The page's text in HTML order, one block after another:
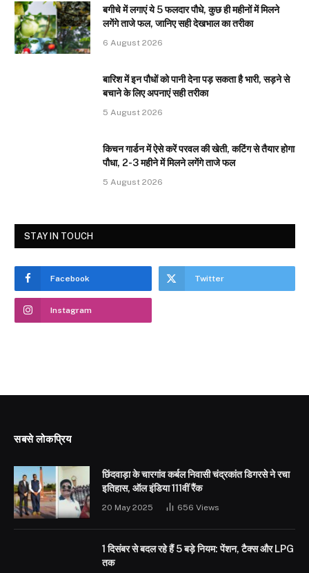
बगीचे में लगाएं ये 5 फलदार पौधे, कुछ ही महीनों में मिलने
लगेंगे ताजे फल, जानिए सही देखभाल का तरीका
6 August 2026
बारिश में इन पौधों को पानी देना पड़ सकता है भारी, सड़ने से
बचाने के लिए अपनाएं सही तरीका
5 August 2026
किचन गार्डन में ऐसे करें परवल की खेती, कटिंग से तैयार होगा
पौधा, 2-3 महीने में मिलने लगेंगे ताजे फल
5 August 2026
STAY IN TOUCH
Facebook Twitter
Instagram
सबसे लोकप्रिय
छिंदवाड़ा के चारगांव कर्बल निवासी चंद्रकांत डिगरसे ने रचा
इतिहास, ऑल इंडिया 111वीं रैंक
20 May 2025 656 Views
1 दिसंबर से बदल रहे हैं 5 बड़े नियम: पेंशन, टैक्स और LPG
तक